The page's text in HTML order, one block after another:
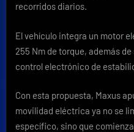
recorridos diarios.
El vehículo integra un motor
255 Nm de torque, además
control electrónico de
Con esta propuesta, Maxus
movilidad eléctrica ya no se
específico, sino que